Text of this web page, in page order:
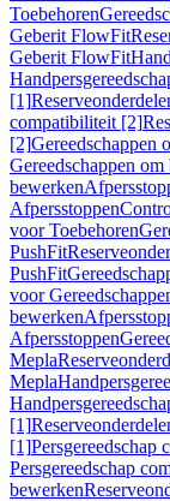
Toebehoren
Geberit FlowFit
Geberit FlowFit
[1]
compatibiliteit [2]
[2]Gereedschappen
Gereedschappen om
bewerken
Afpersstoppen
voor Toebehoren
PushFit
PushFit
voor
bewerken
Afpersstoppen
Mepla
Mepla
[1]
[1]Persgereedschap
Persgereedschap
bewerken